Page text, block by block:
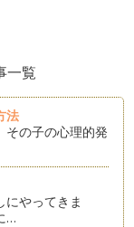
一覧
法
その子の心理的発
やってきま
…